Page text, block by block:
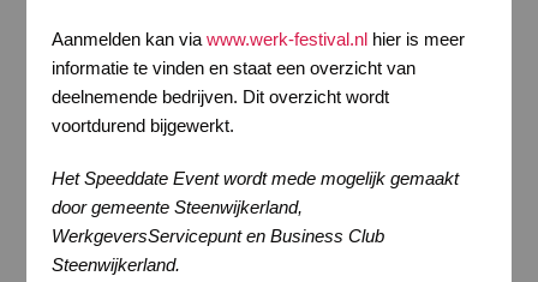
Aanmelden kan via www.werk-festival.nlhier is meer
informatie te vinden en staat een overzicht van
deelnemende bedrijven. Dit overzicht wordt
voortdurend bijgewerkt.
Het Speeddate Event wordt mede mogelijk gemaakt
door gemeente Steenwijkerland,
WerkgeversServicepunt en Business Club
Steenwijkerland.